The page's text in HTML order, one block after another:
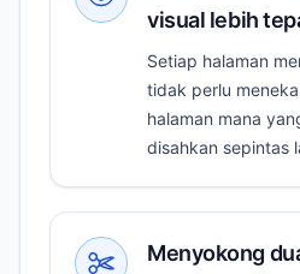
visual lebih
Setiap halaman
tidak perlu
halaman mana
disahkan sepintas
Menyokong